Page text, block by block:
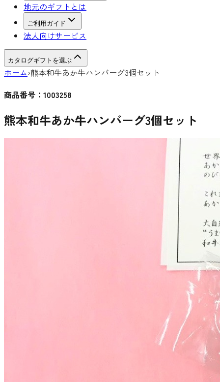
地元のギフトとは
ご利用ガイド
法人向けサービス
カタログギフトを選ぶ
ホーム›熊本和牛あか牛ハンバーグ3個セット
商品番号： 1003258
熊本和牛あか牛ハンバーグ3個セット